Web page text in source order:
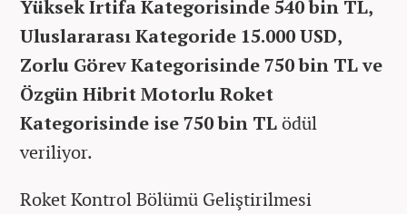
Yüksek İrtifa Kategorisinde 540 bin TL,
Uluslararası Kategoride 15.000 USD,
Zorlu Görev Kategorisinde 750 bin TL ve
Özgün Hibrit Motorlu Roket
Kategorisinde ise 750 bin TLödül
veriliyor.
Roket Kontrol Bölümü Geliştirilmesi